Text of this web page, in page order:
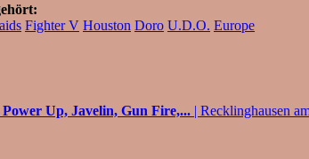
Fighter V Houston Doro U.D.O. Europe
Up, Javelin, Gun Fire,... | Recklinghausen